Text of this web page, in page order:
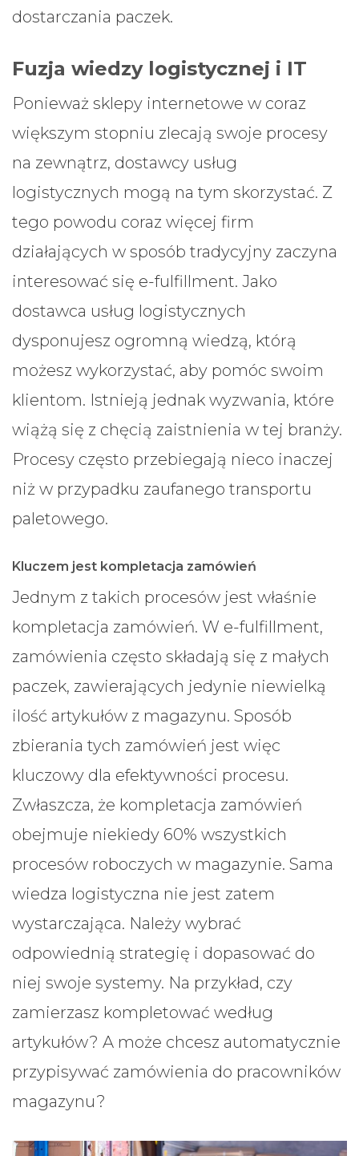
dostarczania paczek.
Fuzja wiedzy logistycznej i IT
Ponieważ sklepy internetowe w coraz
większym stopniu zlecają swoje procesy
na zewnątrz, dostawcy usług
logistycznych mogą na tym skorzystać. Z
tego powodu coraz więcej firm
działających w sposób tradycyjny zaczyna
interesować się e-fulfillment. Jako
dostawca usług logistycznych
dysponujesz ogromną wiedzą, którą
możesz wykorzystać, aby pomóc swoim
klientom. Istnieją jednak wyzwania, które
wiążą się z chęcią zaistnienia w tej branży.
Procesy często przebiegają nieco inaczej
niż w przypadku zaufanego transportu
paletowego.
Kluczem jest kompletacja zamówień
Jednym z takich procesów jest właśnie
kompletacja zamówień. W e-fulfillment,
zamówienia często składają się z małych
paczek, zawierających jedynie niewielką
ilość artykułów z magazynu. Sposób
zbierania tych zamówień jest więc
kluczowy dla efektywności procesu.
Zwłaszcza, że kompletacja zamówień
obejmuje niekiedy 60% wszystkich
procesów roboczych w magazynie. Sama
wiedza logistyczna nie jest zatem
wystarczająca. Należy wybrać
odpowiednią strategię i dopasować do
niej swoje systemy. Na przykład, czy
zamierzasz kompletować według
artykułów? A może chcesz automatycznie
przypisywać zamówienia do pracowników
magazynu?